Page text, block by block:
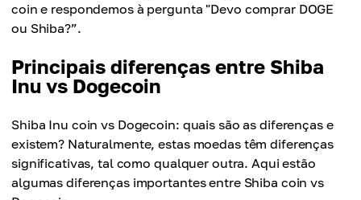
coin e respondemos à pergunta "Devo comprar DOGE
ou Shiba?”.
Principais diferenças entre Shiba
Inu vs Dogecoin
Shiba Inu coin vs Dogecoin: quais são as diferenças e
existem? Naturalmente, estas moedas têm diferenças
significativas, tal como qualquer outra. Aqui estão
algumas diferenças importantes entre Shiba coin vs